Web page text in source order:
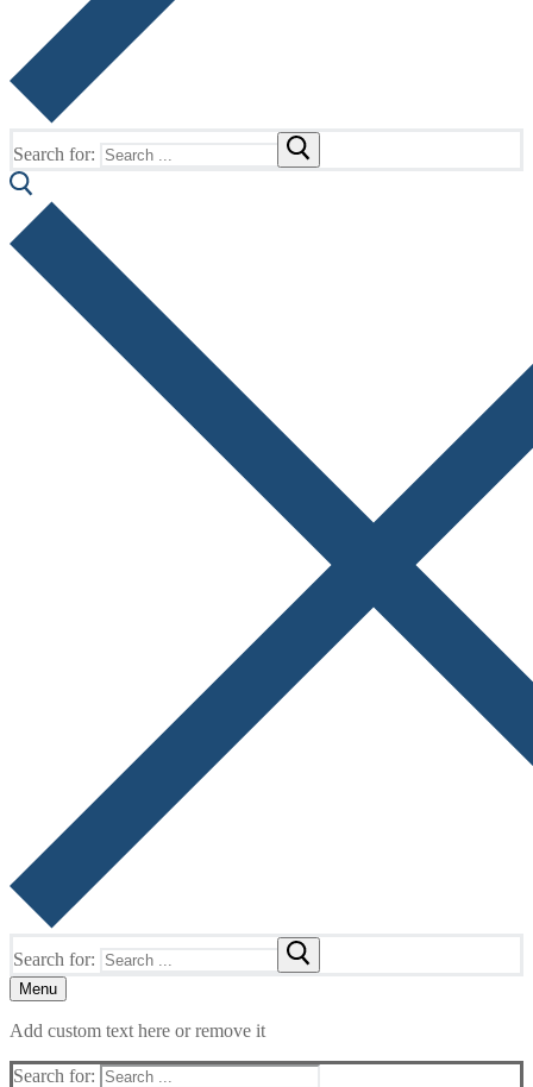
Search for:
Search for:
Menu
Add custom text here or remove it
Search for: